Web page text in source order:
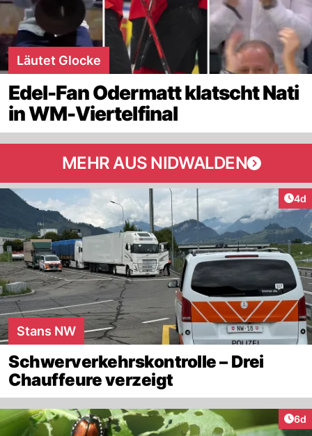
Läutet Glocke
Edel-Fan Odermatt klatscht Nati
in WM-Viertelfinal
MEHR AUS NIDWALDEN
4d
Stans NW
Schwerverkehrskontrolle – Drei
Chauffeure verzeigt
6d